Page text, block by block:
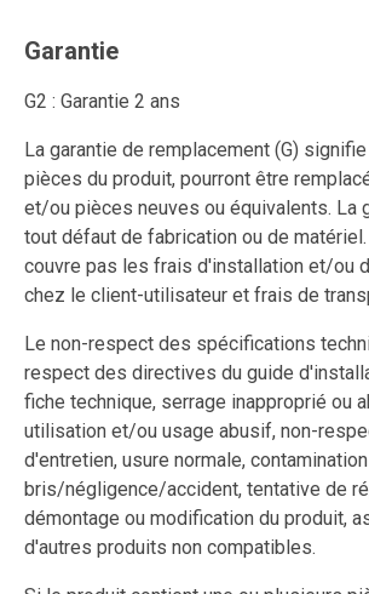
Garantie
G2 : Garantie 2 ans
La garantie de remplacement (G)
pièces du produit, pourront être
et/ou pièces neuves ou équivalents. La
tout défaut de fabrication ou de
couvre pas les frais d'installation et/ou
chez le client-utilisateur et frais de
Le non-respect des spécifications
respect des directives du guide
fiche technique, serrage inapproprié ou
utilisation et/ou usage abusif, non-
d'entretien, usure normale,
bris/négligence/accident, tentative de
démontage ou modification du produit,
d'autres produits non compatibles.